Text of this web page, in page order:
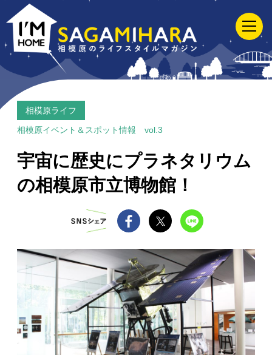
I'M
HOME
SAGAMIHARA
相
模
原
の
ラ
イ
フ
イ
ル
マ
ガ
ジ
ン
相模原ライフ
相模原イベント＆スポット情報 vol.3
宇宙に歴史にプラネタリウム
の相模原市立博物館！